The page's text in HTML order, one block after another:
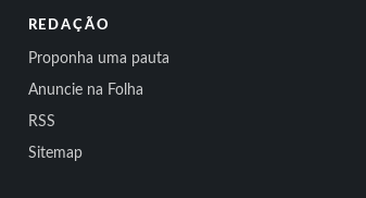
REDAÇÃO
Proponha uma pauta
Anuncie na Folha
RSS
Sitemap